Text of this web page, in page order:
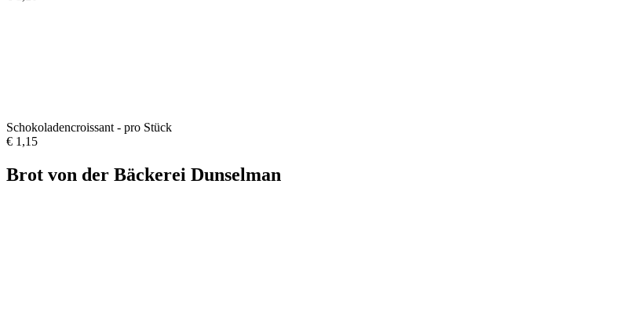
Schokoladencroissant - pro Stück
€ 1,15
Brot von der Bäckerei Dunselman